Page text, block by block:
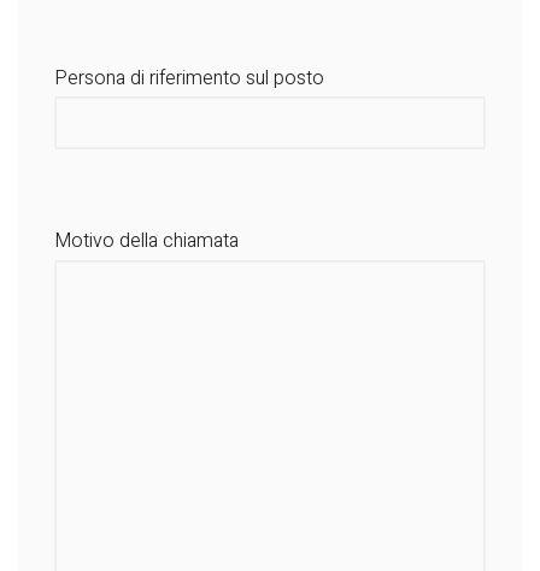
Persona di riferimento sul posto
Motivo della chiamata